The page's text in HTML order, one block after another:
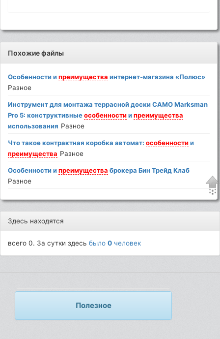
Похожие файлы
Особенности ипреимущества интернет-магазина «Полюс»
Разное
Инструмент для монтажа террасной доски CAMO Marksman
Pro 5: конструктивныеособенностиипреимущества
использования Разное
Что такое контрактная коробка автомат:особенностии
преимущества Разное
Особенности ипреимущества брокера Бин Трейд Клаб
Разное
Здесь находятся
всего 0. За сутки здесьбыло0 человек
Полезное